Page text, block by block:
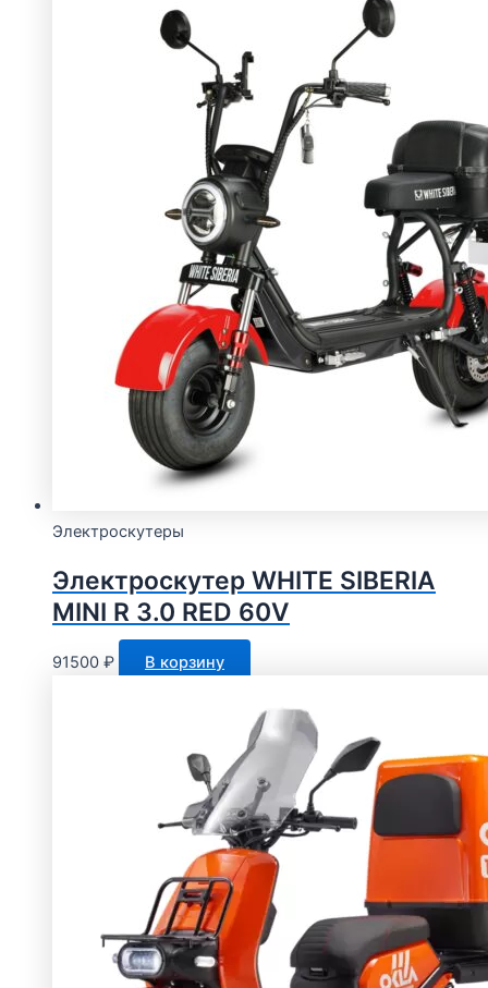
Электроскутеры
Электроскутер WHITE SIBERIA
MINI R 3.0 RED 60V
91500 ₽ В корзину